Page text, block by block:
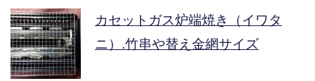
カセットガス炉端焼き（イワタ
ニ）.竹串や替え金網サイズ